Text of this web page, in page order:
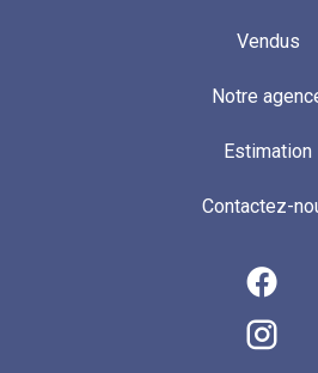
Vendus
Notre
Estimation
Contactez-